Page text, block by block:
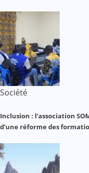
Société
Inclusion : l’association
d’une réforme des